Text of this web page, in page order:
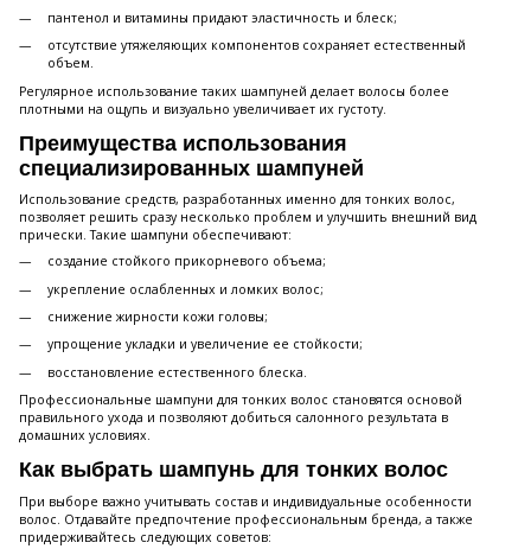
пантенол и витамины придают эластичность и блеск;
отсутствие утяжеляющих компонентов сохраняет естественный
объем.
Регулярное использование таких шампуней делает волосы более
плотными на ощупь и визуально увеличивает их густоту.
Преимущества использования
специализированных шампуней
Использование средств, разработанных именно для тонких волос,
позволяет решить сразу несколько проблем и улучшить внешний вид
прически. Такие шампуни обеспечивают:
создание стойкого прикорневого объема;
укрепление ослабленных и ломких волос;
снижение жирности кожи головы;
упрощение укладки и увеличение ее стойкости;
восстановление естественного блеска.
Профессиональные шампуни для тонких волос становятся основой
правильного ухода и позволяют добиться салонного результата в
домашних условиях.
Как выбрать шампунь для тонких волос
При выборе важно учитывать состав и индивидуальные особенности
волос. Отдавайте предпочтение профессиональным бренда, а также
придерживайтесь следующих советов: